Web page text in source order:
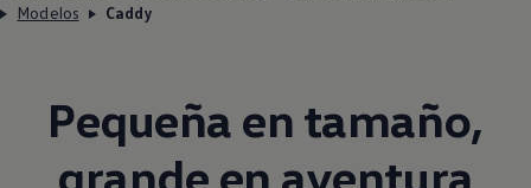
Modelos
Caddy
Pequeña en tamaño,
grande en aventura